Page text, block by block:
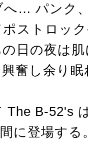
へ… パンク
ストロッ
日の夜は
奮し余り
The B-52's
に登場する